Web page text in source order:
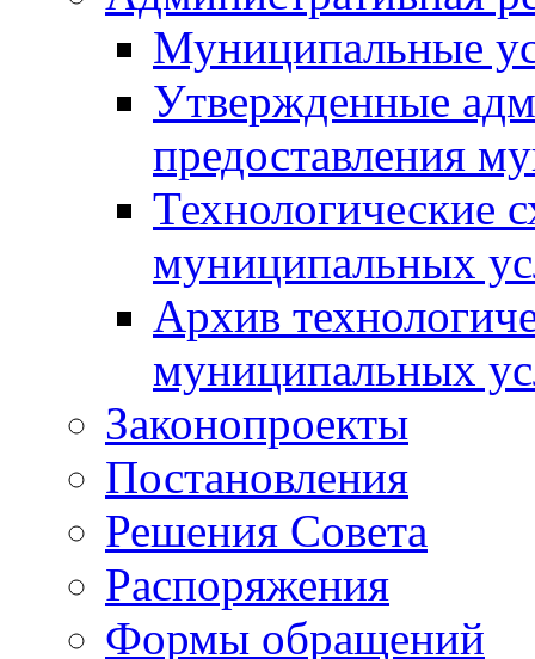
Муниципальные
Утвержденные
предоставления
Технологические
муниципальных
Архив
муниципальных
Законопроекты
Постановления
Решения Совета
Распоряжения
Формы обращений